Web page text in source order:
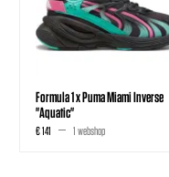
Formula 1 x Puma Miami Inverse
"Aquatic"
€ 141 1 webshop